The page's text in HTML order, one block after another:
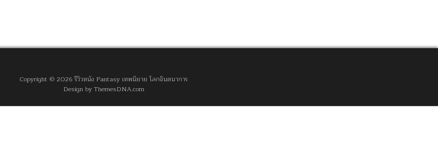
Copyright © 2026 รีวิวหนัง Fantasy เทพนิยาย โลกจินตนาการ
Design by ThemesDNA.com